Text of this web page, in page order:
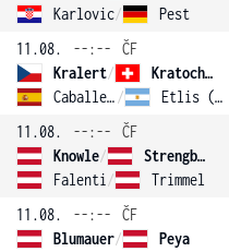
Karlovic/ Pest
11.08.
--:--
ČF
Kralert/
Kratochvil
Caballero-Garcia / Etlis (3)
11.08.
--:--
ČF
Knowle/
Strengberger (4)
Falenti / Trimmel
11.08.
--:--
ČF
Blumauer/
Peya